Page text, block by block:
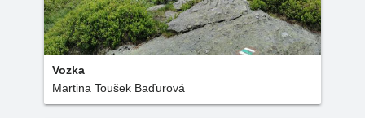
Vozka
Martina Toušek Baďurová